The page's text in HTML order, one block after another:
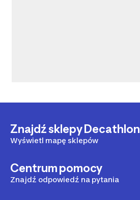
Znajdź sklepy Decathlon
Wyświetl mapę sklepów
Centrum pomocy
Znajdź odpowiedź na pytania